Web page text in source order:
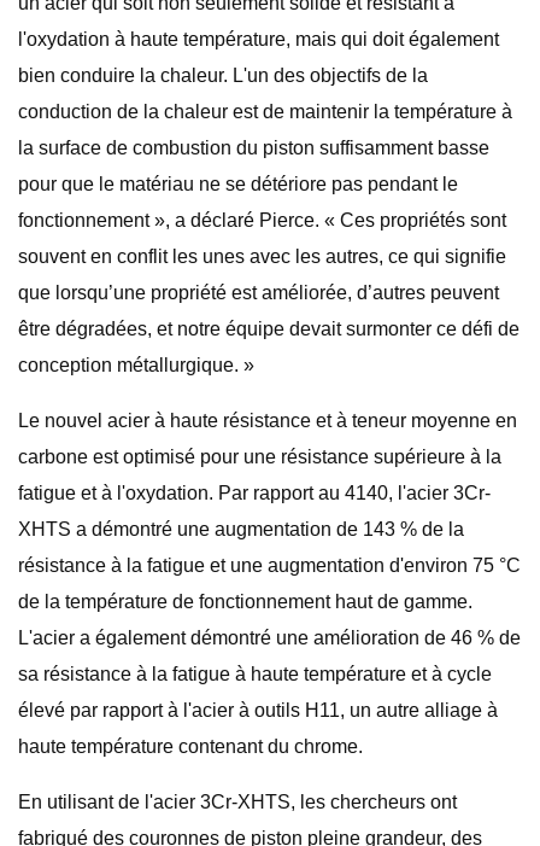
l'oxydation à haute température, mais qui doit également
bien conduire la chaleur. L'un des objectifs de la
conduction de la chaleur est de maintenir la température à
la surface de combustion du piston suffisamment basse
pour que le matériau ne se détériore pas pendant le
fonctionnement », a déclaré Pierce. « Ces propriétés sont
souvent en conflit les unes avec les autres, ce qui signifie
que lorsqu’une propriété est améliorée, d’autres peuvent
être dégradées, et notre équipe devait surmonter ce défi de
conception métallurgique. »
Le nouvel acier à haute résistance et à teneur moyenne en
carbone est optimisé pour une résistance supérieure à la
fatigue et à l'oxydation. Par rapport au 4140, l'acier 3Cr-
XHTS a démontré une augmentation de 143 % de la
résistance à la fatigue et une augmentation d'environ 75 °C
de la température de fonctionnement haut de gamme.
L'acier a également démontré une amélioration de 46 % de
sa résistance à la fatigue à haute température et à cycle
élevé par rapport à l'acier à outils H11, un autre alliage à
haute température contenant du chrome.
En utilisant de l'acier 3Cr-XHTS, les chercheurs ont
fabriqué des couronnes de piston pleine grandeur, des